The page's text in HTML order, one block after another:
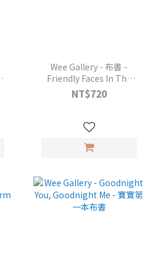
Wee Gallery - 布書 -
Friendly Faces In The
Forest
NT$720